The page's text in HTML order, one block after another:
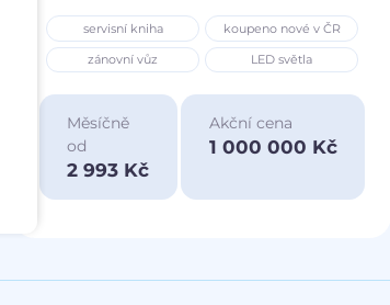
servisní kniha koupeno nové v ČR
zánovní vůz LED světla
Měsíčně
od
2 993 Kč
Akční cena
1 000 000 Kč